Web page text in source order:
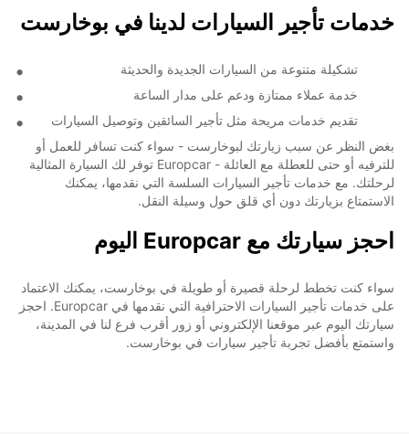
خدمات تأجير السيارات لدينا في بوخارست
تشكيلة متنوعة من السيارات الجديدة والحديثة
خدمة عملاء ممتازة ودعم على مدار الساعة
تقديم خدمات مريحة مثل تأجير السائقين وتوصيل السيارات
بغض النظر عن سبب زيارتك لبوخارست - سواء كنت تسافر للعمل أو
للترفيه أو حتى للعطلة مع العائلة - Europcar توفر لك السيارة المثالية
لرحلتك. مع خدمات تأجير السيارات السلسة التي نقدمها، يمكنك
الاستمتاع بزيارتك دون أي قلق حول وسيلة النقل.
احجز سيارتك مع Europcar اليوم
سواء كنت تخطط لرحلة قصيرة أو طويلة في بوخارست، يمكنك الاعتماد
على خدمات تأجير السيارات الاحترافية التي نقدمها في Europcar. احجز
سيارتك اليوم عبر موقعنا الإلكتروني أو زور أقرب فرع لنا في المدينة،
واستمتع بأفضل تجربة تأجير سيارات في بوخارست.